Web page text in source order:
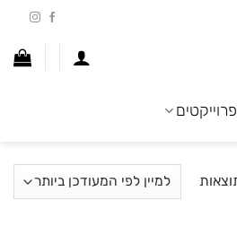
פרוייקטים
ממוין